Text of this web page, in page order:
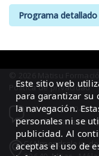
Programa detallado
Política de privacidad ·
Tel.: 951207040
Email:
C/Almendralejo
Este sitio web
para garantizar
la navegación.
personales ni se
publicidad. Al
aceptas el uso de